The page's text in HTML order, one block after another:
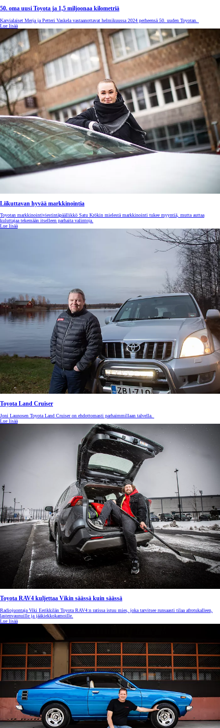
50. oma uusi Toyota ja 1,5 miljoonaa kilometriä
Karvialaiset Merja ja Petteri Vaskela vastaanottavat helmikuussa 2024 perheensä 50. uuden Toyotan.
Lue lisää
Liikuttavan hyvää markkinointia
Toyotan markkinointiviestintäpäällikkö Satu Krökin mielestä markkinointi tukee myyntiä, mutta auttaa
kuluttajaa tekemään itselleen parhaita valintoja.
Lue lisää
Toyota Land Cruiser
Joni Launosen Toyota Land Cruiser on ehdottomasti parhaimmillaan talvella.
Lue lisää
Toyota RAV4 kuljettaa Vikin säässä kuin säässä
Radiojuontaja Viki Eerikkilän Toyota RAV4:n ratissa istuu mies, joka tarvitsee runsaasti tilaa afrotukalleen,
lastenvaunuille ja jääkiekkokamoille.
Lue lisää